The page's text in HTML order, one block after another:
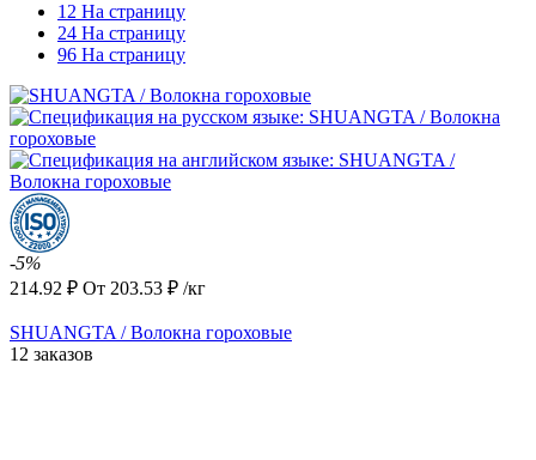
12 На страницу
24 На страницу
96 На страницу
-5%
214.92 ₽ От 203.53 ₽ /кг
SHUANGTA / Волокна гороховые
12 заказов